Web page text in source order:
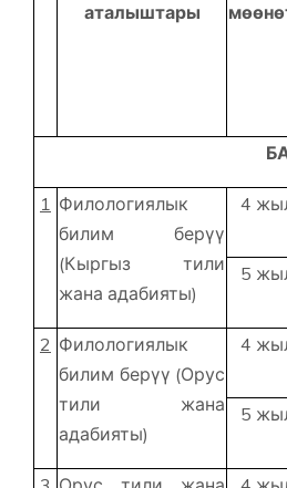
аталыштары
1 Филологиялык
билим берүү
(Кыргыз тили
жана адабияты)
4
5
2 Филологиялык
билим берүү (Орус
тили жана
адабияты)
4
5